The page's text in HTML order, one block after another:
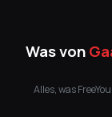
Was von
Alles, was